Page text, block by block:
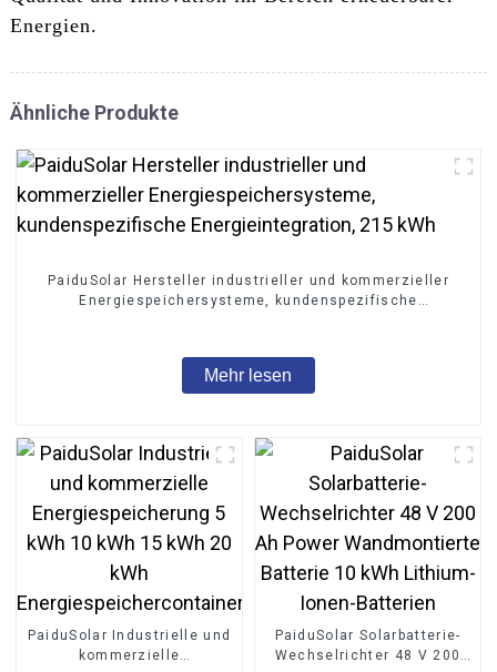
Energien.
Ähnliche Produkte
PaiduSolar Hersteller industrieller und kommerzieller
Energiespeichersysteme, kundenspezifische
Mehr lesen
PaiduSolar Industrielle und
kommerzielle
PaiduSolar Solarbatterie-
Wechselrichter 48 V 200